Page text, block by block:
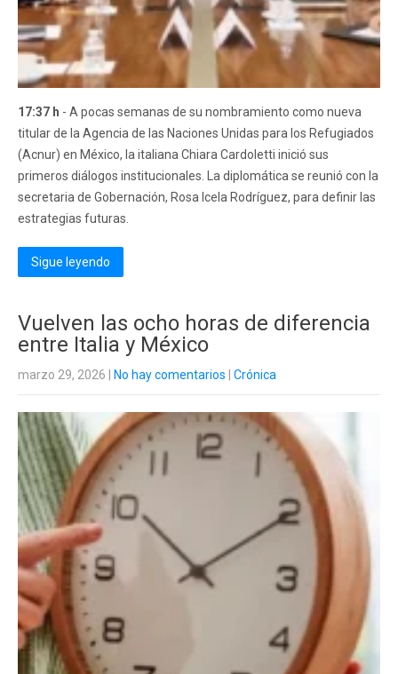
17:37 h - A pocas semanas de su nombramiento como nueva
titular de la Agencia de las Naciones Unidas para los Refugiados
(Acnur) en México, la italiana Chiara Cardoletti inició sus
primeros diálogos institucionales. La diplomática se reunió con la
secretaria de Gobernación, Rosa Icela Rodríguez, para definir las
estrategias futuras.
Sigue leyendo
Vuelven las ocho horas de diferencia
entre Italia y México
marzo 29, 2026 No hay comentarios Crónica